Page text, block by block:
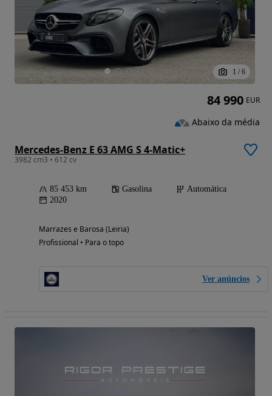
1 / 6
Mercedes-Benz E 63 AMG S 4-Matic+
3982 cm3 • 612 cv
85 453 km Gasolina
Automática
2020
Marrazes e Barosa (Leiria)
Profissional • Para o topo
Ver anúncios
84 990 EUR
Abaixo da média